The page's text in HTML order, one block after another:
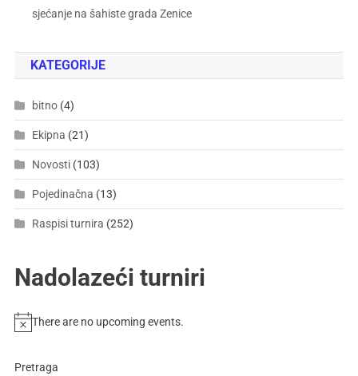
sjećanje na šahiste grada Zenice
KATEGORIJE
bitno(4)
Ekipna (21)
Novosti(103)
Pojedinačna (13)
Raspisi turnira (252)
Nadolazeći turniri
There are no upcoming events.
Pretraga